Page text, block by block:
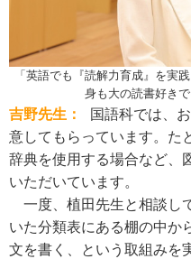
「英語でも『読解力育成』を実
身も大の読書好き
吉野先生：
国語科では、
意してもらっています。た
辞典を使用する場合など、
いただいています。
一度、植田先生と相談し
いた分類表にある棚の中か
文を書く、という取組みを